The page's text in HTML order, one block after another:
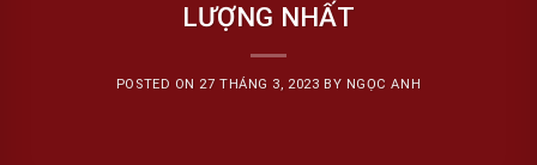
LƯỢNG NHẤT
POSTED ON 27 THÁNG 3, 2023 BY NGỌC ANH